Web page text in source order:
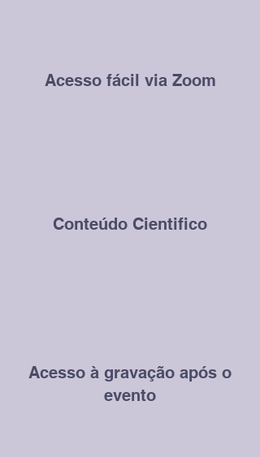
Acesso fácil via Zoom
Conteúdo Cientifico
Acesso à gravação após o
evento